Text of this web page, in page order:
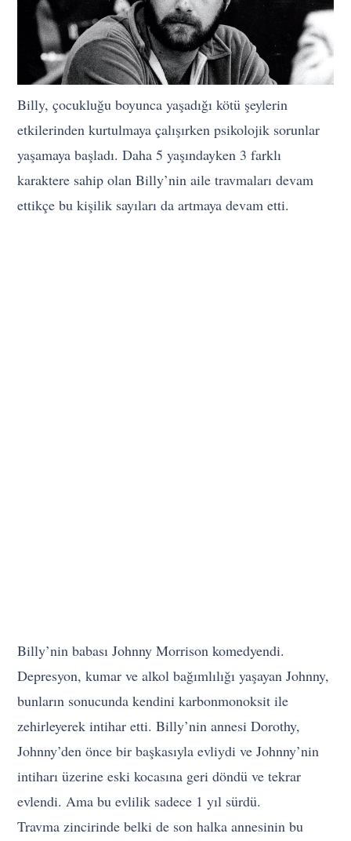
Billy, çocukluğu boyunca yaşadığı kötü şeylerin
etkilerinden kurtulmaya çalışırken psikolojik sorunlar
yaşamaya başladı. Daha 5 yaşındayken 3 farklı
karaktere sahip olan Billy’nin aile travmaları devam
ettikçe bu kişilik sayıları da artmaya devam etti.
Billy’nin babası Johnny Morrison komedyendi.
Depresyon, kumar ve alkol bağımlılığı yaşayan Johnny,
bunların sonucunda kendini karbonmonoksit ile
zehirleyerek intihar etti. Billy’nin annesi Dorothy,
Johnny’den önce bir başkasıyla evliydi ve Johnny’nin
intiharı üzerine eski kocasına geri döndü ve tekrar
evlendi. Ama bu evlilik sadece 1 yıl sürdü.
Travma zincirinde belki de son halka annesinin bu